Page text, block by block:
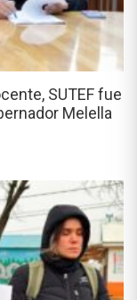
SUTEF fue
Melella